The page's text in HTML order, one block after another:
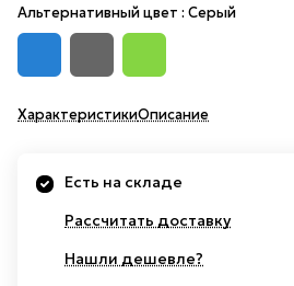
Альтернативный цвет : Серый
ХарактеристикиОписание
Есть на складе
Рассчитать доставку
Нашли дешевле?